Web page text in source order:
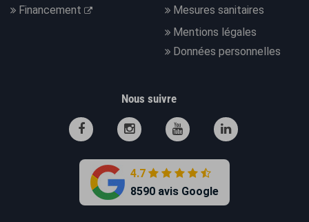
Financement
Mesures sanitaires
Mentions légales
Données personnelles
Nous suivre
4.7
8590 avis Google